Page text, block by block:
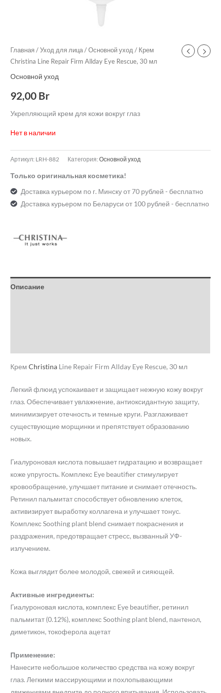
Главная /Уход для лица /Основной уход / Крем
Christina Line Repair Firm Allday Eye Rescue, 30 мл
Основной уход
92,00 Br
Укрепляющий крем для кожи вокруг глаз
Нет в наличии
Артикул: LRH-882 Категория:Основной уход
Только оригинальная косметика!
Доставка курьером по г. Минску от 70 рублей - бесплатно
Доставка курьером по Беларуси от 100 рублей - бесплатно
Описание
КремChristina Line Repair Firm Allday Eye Rescue, 30 мл
Легкий флюид успокаивает и защищает нежную кожу вокруг
глаз. Обеспечивает увлажнение, антиоксидантную защиту,
минимизирует отечность и темные круги. Разглаживает
существующие морщинки и препятствует образованию
новых.
Гиалуроновая кислота повышает гидратацию и возвращает
коже упругость. Комплекс Eye beautifier стимулирует
кровообращение, улучшает питание и снимает отечность.
Ретинил пальмитат способствует обновлению клеток,
активизирует выработку коллагена и улучшает тонус.
Комплекс Soothing plant blend снимает покраснения и
раздражения, предотвращает стресс, вызванный УФ-
излучением.
Кожа выглядит более молодой, свежей и сияющей.
Активные ингредиенты:
Гиалуроновая кислота, комплекс Eye beautifier, ретинил
пальмитат (0.12%), комплекс Soothing plant blend, пантенол,
диметикон, токоферола ацетат
Применение:
Нанесите небольшое количество средства на кожу вокруг
глаз. Легкими массирующими и похлопывающими